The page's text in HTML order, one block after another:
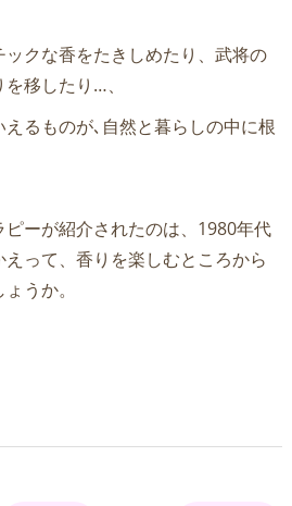
クな香をたきしめたり、武将の
移したり…、
るものが､自然と暮らしの中に根
ーが紹介されたのは、1980年代
って、香りを楽しむところから
うか。